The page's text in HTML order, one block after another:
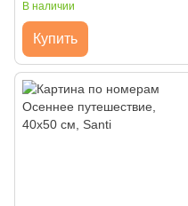
В наличии
Купить